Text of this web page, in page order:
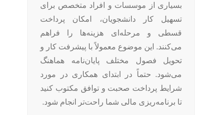
بسیاری از موسسات و افراد متخصص برای
تسهیل کار دانشجویان، امکان پرداخت
قسطی و مرحله‌ای هزینه‌ها را فراهم
می‌کنند. این موضوع معمولاً با پیشرفت کار و
تحویل فصول مختلف پایان‌نامه هماهنگ
می‌شود. حتماً در ابتدای همکاری در مورد
شرایط پرداخت صحبت و توافق مکتوب کنید
تا برنامه‌ریزی مالی شما راحت‌تر انجام شود.